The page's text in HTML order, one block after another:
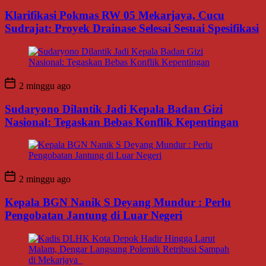
Klarifikasi Pokmas RW 05 Mekarjaya, Cucu
Sudrajat: Proyek Drainase Selesai Sesuai Spesifikasi
2 minggu ago
Sudaryono Dilantik Jadi Kepala Badan Gizi
Nasional: Tegaskan Bebas Konflik Kepentingan
2 minggu ago
Kepala BGN Nanik S Deyang Mundur : Perlu
Pengobatan Jantung di Luar Negeri